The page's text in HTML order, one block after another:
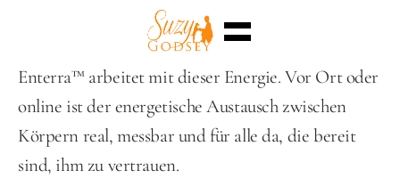
Home
Enterra™
Events
Superpowers
Sessions
Enterra™ arbeitet mit dieser Energie. Vor Ort oder
online ist der energetische Austausch zwischen
Körpern real, messbar und für alle da, die bereit
sind, ihm zu vertrauen.